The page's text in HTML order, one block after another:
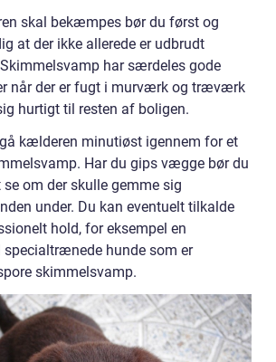
skal bekæmpes bør du først og
at der ikke allerede er udbrudt
har særdeles gode
når der er fugt i murværk og træværk
hurtigt til resten af boligen.
kælderen minutiøst igennem for et
Har du gips vægge bør du
om der skulle gemme sig
under. Du kan eventuelt tilkalde
hold, for eksempel en
specialtrænede hunde som er
skimmelsvamp.